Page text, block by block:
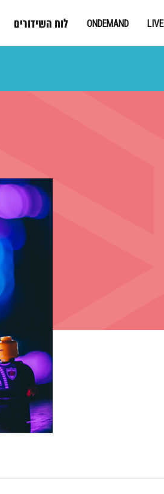
LIVE
ONDEMAND לוח השידורים